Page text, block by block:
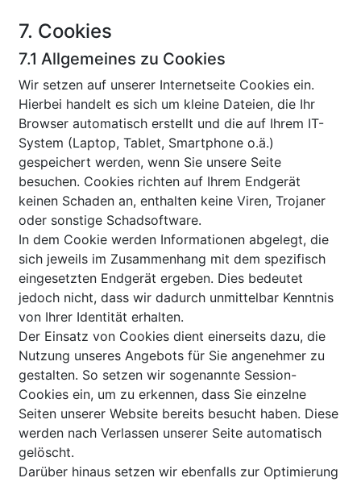
7. Cookies
7.1 Allgemeines zu Cookies
Wir setzen auf unserer Internetseite Cookies ein.
Hierbei handelt es sich um kleine Dateien, die Ihr
Browser automatisch erstellt und die auf Ihrem IT-
System (Laptop, Tablet, Smartphone o.ä.)
gespeichert werden, wenn Sie unsere Seite
besuchen. Cookies richten auf Ihrem Endgerät
keinen Schaden an, enthalten keine Viren, Trojaner
oder sonstige Schadsoftware.
In dem Cookie werden Informationen abgelegt, die
sich jeweils im Zusammenhang mit dem spezifisch
eingesetzten Endgerät ergeben. Dies bedeutet
jedoch nicht, dass wir dadurch unmittelbar Kenntnis
von Ihrer Identität erhalten.
Der Einsatz von Cookies dient einerseits dazu, die
Nutzung unseres Angebots für Sie angenehmer zu
gestalten. So setzen wir sogenannte Session-
Cookies ein, um zu erkennen, dass Sie einzelne
Seiten unserer Website bereits besucht haben. Diese
werden nach Verlassen unserer Seite automatisch
gelöscht.
Darüber hinaus setzen wir ebenfalls zur Optimierung